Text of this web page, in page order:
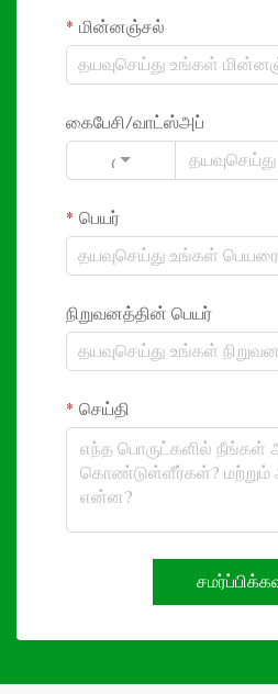
மின்னஞ்சல்
கைபேசி/வாட்ஸ்அப்
Code
பெயர்
நிறுவனத்தின் பெயர்
செய்தி